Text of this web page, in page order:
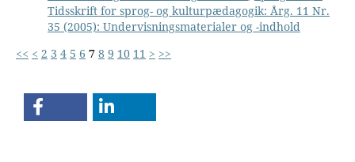
Tidsskrift for sprog- og kulturpædagogik: Årg. 11 Nr.
35 (2005): Undervisningsmaterialer og -indhold
<< < 2 3 4 5 6 7 8 9 10 11 > >>